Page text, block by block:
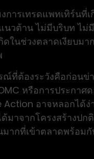
การเทรดแพทเทิร์นที่
นวต้าน ไม่มีบริบท ไม่
ดในช่วงตลาดเงียบม
ณ์ที่ต้องระวังคือก่อนข่
หรือการประกาศ
อาจหลอกได้ง่
มาจากโครงสร้างปก
ากที่เข้าตลาดพร้อมกั